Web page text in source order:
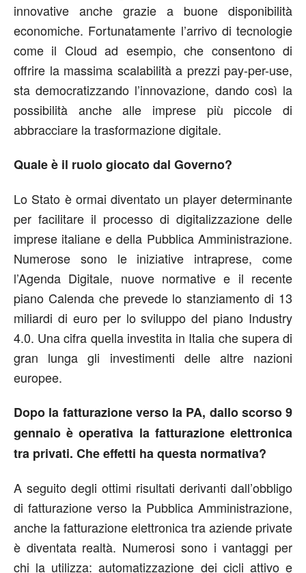
innovative anche grazie a buone disponibilità
economiche. Fortunatamente l’arrivo di tecnologie
come il Cloud ad esempio, che consentono di
offrire la massima scalabilità a prezzi pay-per-use,
sta democratizzando l’innovazione, dando così la
possibilità anche alle imprese più piccole di
abbracciare la trasformazione digitale.
Quale è il ruolo giocato dal Governo?
Lo Stato è ormai diventato un player determinante
per facilitare il processo di digitalizzazione delle
imprese italiane e della Pubblica Amministrazione.
Numerose sono le iniziative intraprese, come
l’Agenda Digitale, nuove normative e il recente
piano Calenda che prevede lo stanziamento di 13
miliardi di euro per lo sviluppo del piano Industry
4.0. Una cifra quella investita in Italia che supera di
gran lunga gli investimenti delle altre nazioni
europee.
Dopo la fatturazione verso la PA, dallo scorso 9
gennaio è operativa la fatturazione elettronica
tra privati. Che effetti ha questa normativa?
A seguito degli ottimi risultati derivanti dall’obbligo
di fatturazione verso la Pubblica Amministrazione,
anche la fatturazione elettronica tra aziende private
è diventata realtà. Numerosi sono i vantaggi per
chi la utilizza: automatizzazione dei cicli attivo e